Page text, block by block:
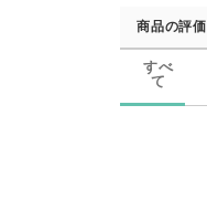
商品の評価
すべ
て